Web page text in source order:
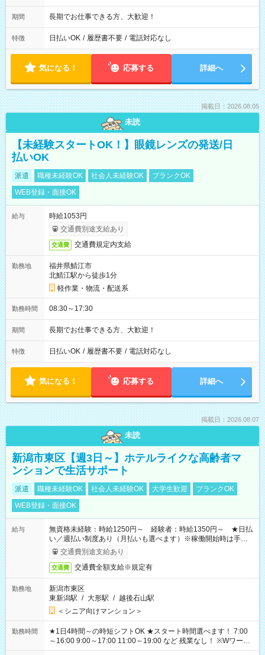
期間 長期でお仕事できる方、大歓迎！
特徴 日払いOK / 履歴書不要 / 電話対応なし
気になる！ 応募する 詳細へ
掲載日：2026.08.05
未読
【未経験スタートOK！】眼鏡レンズの発送/日
払いOK
派遣 職種未経験OK 社会人未経験OK
ブランクOK
WEB登録・面接OK
給与
時給1053円
交通費別途支給あり
交通費 交通費規定内支給
勤務地
福井県鯖江市
北鯖江駅から徒歩1分
軽作業・物流・配送系
勤務時間 08:30～17:30
期間 長期でお仕事できる方、大歓迎！
特徴 日払いOK / 履歴書不要 / 電話対応なし
気になる！ 応募する 詳細へ
掲載日：2026.08.07
未読
新潟市東区【週3日～】ホテルライクな高齢者マ
ンションで生活サポート
派遣 職種未経験OK 社会人未経験OK 大学生歓迎
ブランクOK
WEB登録・面接OK
給与
無資格未経験：時給1250円～ 経験者：時給1350円～ ★日払
い／週払い制度あり（月払いも選べます）※稼働開始時は手続き
完了次第のお支払いとなります。
交通費別途支給あり
交通費 交通費全額支給※規定有
勤務地
新潟市東区
東新潟駅 / 大形駅 / 越後石山駅
＜シニア向けマンション＞
勤務時間
★1日4時間～の時短シフトOK ★スタート時間選べます！ 7:00
～16:00 9:00～17:00 11:00～19:00 など 残業なし！ ※Wワーク
の場合、他のお仕事と合わせ週40時間超の就業はご案内できま